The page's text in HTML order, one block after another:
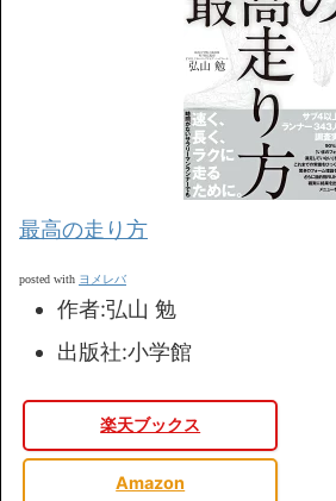
最高の走り方
posted with ヨメレバ
作者:弘山 勉
出版社:小学館
楽天ブックス
Amazon